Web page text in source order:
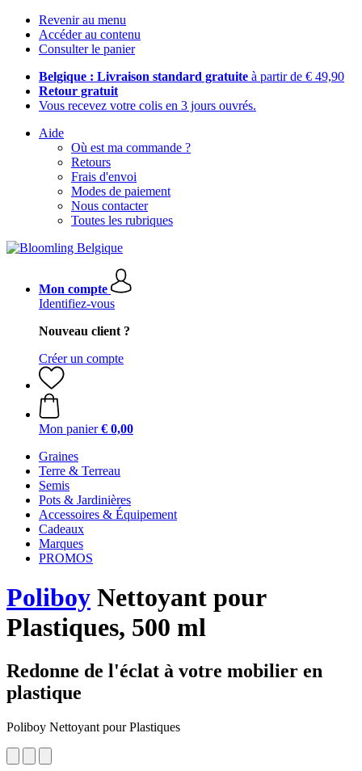
Revenir au menu
Accéder au contenu
Consulter le panier
Belgique : Livraison standard gratuite à partir de € 49,90
Retour gratuit
Vous recevez votre colis en 3 jours ouvrés.
Aide
Où est ma commande ?
Retours
Frais d'envoi
Modes de paiement
Nous contacter
Toutes les rubriques
Mon compte
Identifiez-vous
Nouveau client ?
Créer un compte
Mon panier € 0,00
Graines
Terre & Terreau
Semis
Pots & Jardinières
Accessoires & Équipement
Cadeaux
Marques
PROMOS
Poliboy Nettoyant pour
Plastiques, 500 ml
Redonne de l'éclat à votre mobilier en
plastique
Poliboy Nettoyant pour Plastiques